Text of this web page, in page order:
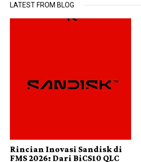
LATEST FROM BLOG
Rincian Inovasi Sandisk di
FMS 2026: Dari BiCS10 QLC